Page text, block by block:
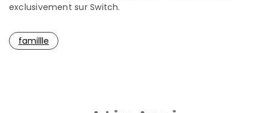
exclusivement sur Switch.
famillle